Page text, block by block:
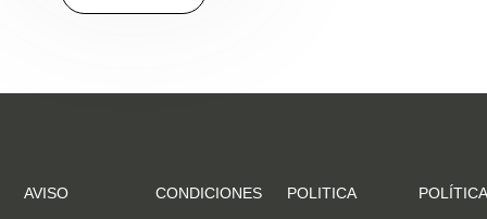
AVISO
CONDICIONES
POLITICA
POLÍTICA